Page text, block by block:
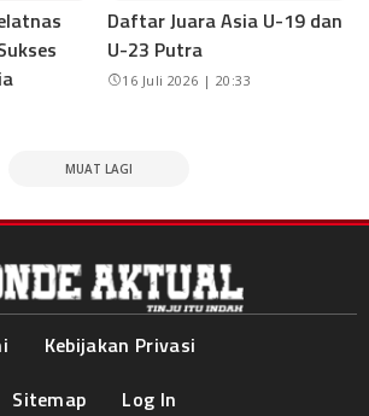
Daftar Juara Asia U-19 dan
U-23 Putra
16 Juli 2026 | 20:33
MUAT LAGI
Kebijakan Privasi
Sitemap
Log In